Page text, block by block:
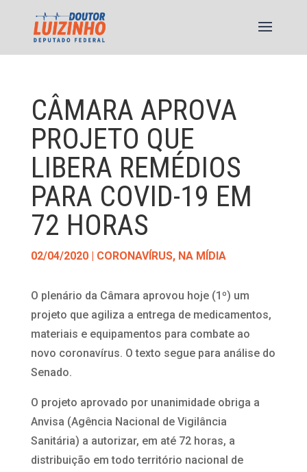
CÂMARA APROVA
PROJETO QUE
LIBERA REMÉDIOS
PARA COVID-19 EM
72 HORAS
02/04/2020| CORONAVÍRUS, NA MÍDIA
O plenário da Câmara aprovou hoje (1º) um
projeto que agiliza a entrega de medicamentos,
materiais e equipamentos para combate ao
novo coronavírus. O texto segue para análise do
Senado.
O projeto aprovado por unanimidade obriga a
Anvisa (Agência Nacional de Vigilância
Sanitária) a autorizar, em até 72 horas, a
distribuição em todo território nacional de